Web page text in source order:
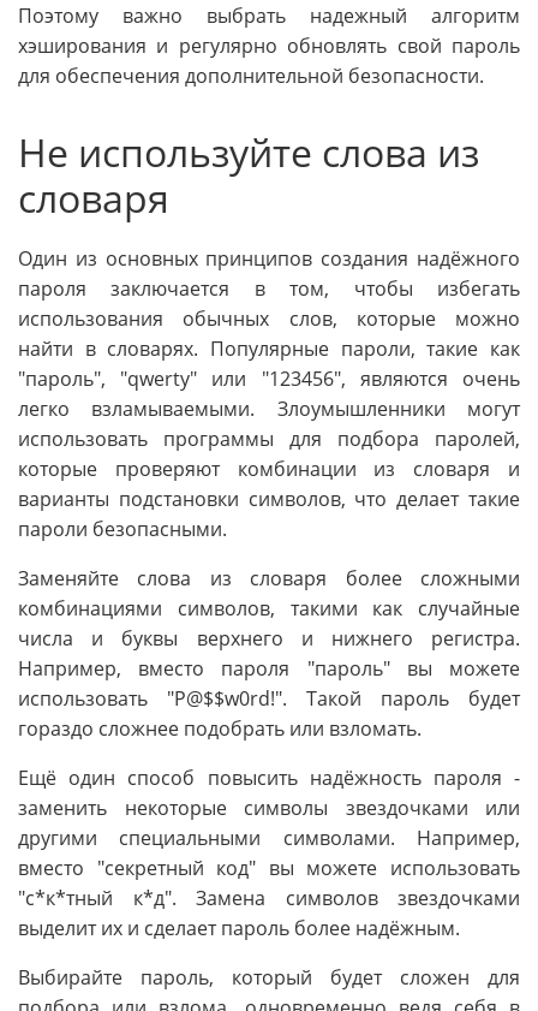
Поэтому важно выбрать надежный алгоритм
хэширования и регулярно обновлять свой пароль
для обеспечения дополнительной безопасности.
Не используйте слова из
словаря
Один из основных принципов создания надёжного
пароля заключается в том, чтобы избегать
использования обычных слов, которые можно
найти в словарях. Популярные пароли, такие как
"пароль", "qwerty" или "123456", являются очень
легко взламываемыми. Злоумышленники могут
использовать программы для подбора паролей,
которые проверяют комбинации из словаря и
варианты подстановки символов, что делает такие
пароли безопасными.
Заменяйте слова из словаря более сложными
комбинациями символов, такими как случайные
числа и буквы верхнего и нижнего регистра.
Например, вместо пароля "пароль" вы можете
использовать "P@$$w0rd!". Такой пароль будет
гораздо сложнее подобрать или взломать.
Ещё один способ повысить надёжность пароля -
заменить некоторые символы звездочками или
другими специальными символами. Например,
вместо "секретный код" вы можете использовать
"с*к*тный к*д". Замена символов звездочками
выделит их и сделает пароль более надёжным.
Выбирайте пароль, который будет сложен для